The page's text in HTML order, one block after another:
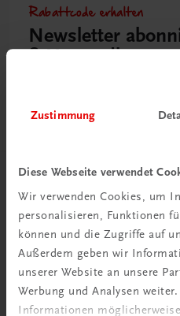
Zustimmung
Diese Webseite verwendet
Wir verwenden Cookies, um
personalisieren, Funktionen
können und die Zugriffe auf
Außerdem geben wir
unserer Website an unsere
Werbung und Analysen
Informationen
Rabattcode erhalten
Newsletter
& Versandkosten
Herzlich
Wir